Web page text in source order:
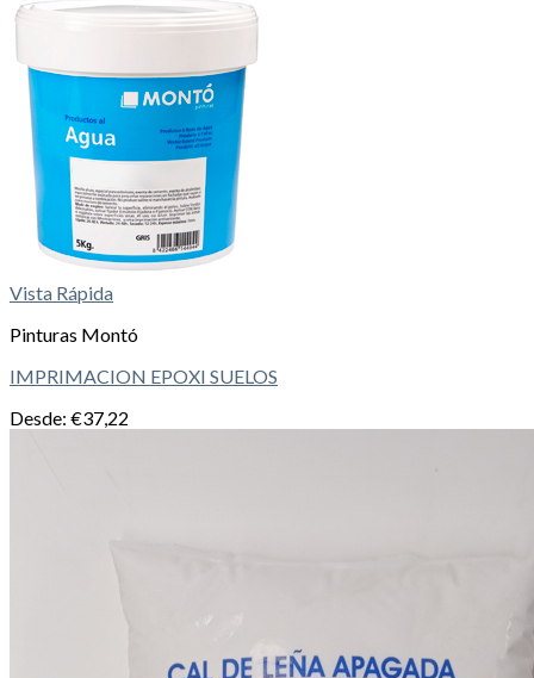
Vista Rápida
Pinturas Montó
IMPRIMACION EPOXI SUELOS
Desde: €37,22